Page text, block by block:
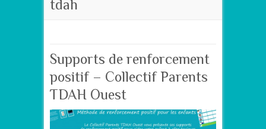
tdah
Supports de renforcement
positif – Collectif Parents
TDAH Ouest